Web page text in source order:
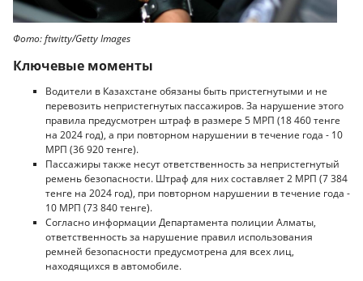
Фото: ftwitty/Getty Images
Ключевые моменты
Водители в Казахстане обязаны быть пристегнутыми и не
перевозить непристегнутых пассажиров. За нарушение этого
правила предусмотрен штраф в размере 5 МРП (18 460 тенге
на 2024 год), а при повторном нарушении в течение года - 10
МРП (36 920 тенге).
Пассажиры также несут ответственность за непристегнутый
ремень безопасности. Штраф для них составляет 2 МРП (7 384
тенге на 2024 год), при повторном нарушении в течение года -
10 МРП (73 840 тенге).
Согласно информации Департамента полиции Алматы,
ответственность за нарушение правил использования
ремней безопасности предусмотрена для всех лиц,
находящихся в автомобиле.